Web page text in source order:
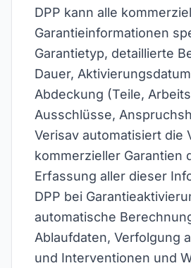
DPP kann alle
Garantieinformationen
Garantietyp, detaillierte
Dauer,
Abdeckung (Teile,
Ausschlüsse,
Verisav automatisiert die
kommerzieller Garantien
Erfassung aller dieser
DPP bei
automatische
Ablaufdaten, Verfolgung
und Interventionen und